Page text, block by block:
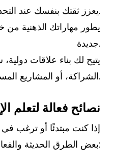
يعزز ثقتك بنفسك عند التحدث أمام الآخرين.
يطور مهاراتك الذهنية من
جديدة.
يتيح لك بناء علاقات
الشراكة، أو المشاريع المستقبلية.
نصائح فعالة لتعلم
إذا كنت مبتدئًا أو ترغب
بعض الطرق الحديثة والفعالة: